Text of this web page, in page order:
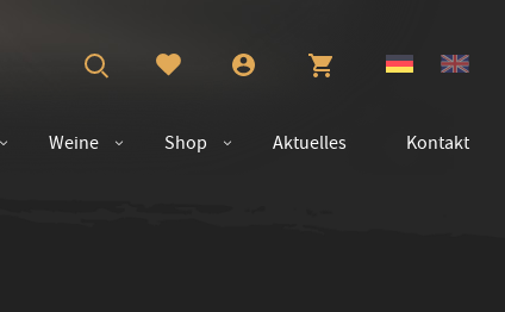
Weine Shop Aktuelles Kontakt